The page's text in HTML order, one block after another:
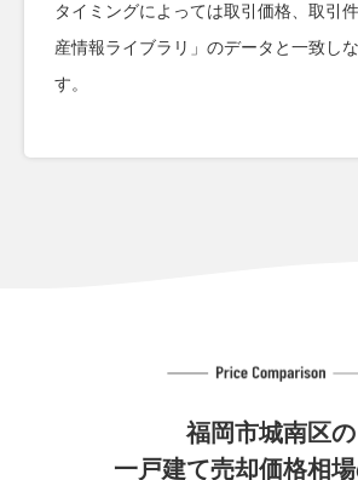
タイミングによっては取引価格、取引
産情報ライブラリ」のデータと一致し
す。
福岡市城南区の
一戸建て売却価格相